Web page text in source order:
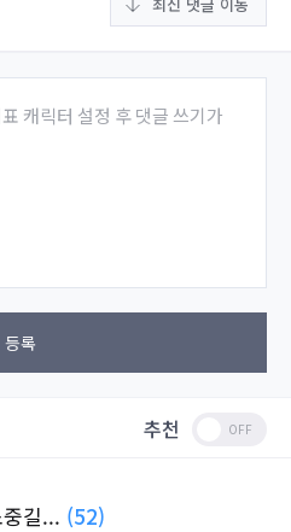
캐릭터 설정 후 댓글 쓰기가
등록
추천
길... (52)